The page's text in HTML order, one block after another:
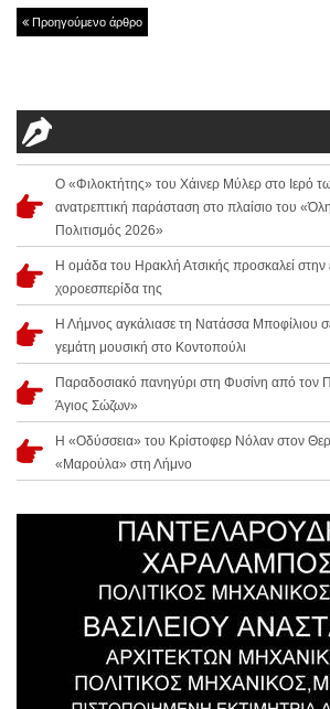
Προηγούμενο άρθρο
Ο «Φιλοκτήτης» του Χάινερ Μύλερ στο Ιερό
ανατρεπτική παράσταση στο πλαίσιο του
Πολιτισμός 2026»
Η ομάδα του Ηρακλή Ατσικής προσκαλεί στην
χοροεσπερίδα της
Η Λήμνος αγκάλιασε τη Νατάσσα Μποφίλιου
γεμάτη μουσική στο Κοντοπούλι
Παραδοσιακό πανηγύρι στη Φυσίνη από τον
Άγιος Σώζων»
Η «Οδύσσεια» του Κρίστοφερ Νόλαν στον
«Μαρούλα» στη Λήμνο